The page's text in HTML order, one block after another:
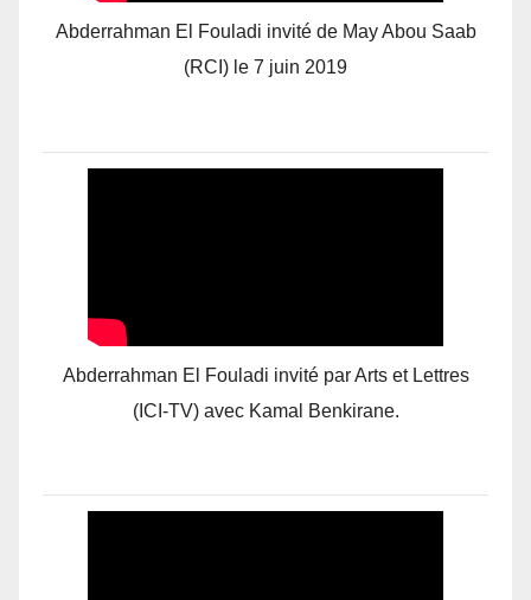
Abderrahman El Fouladi invité de May Abou Saab
(RCI) le 7 juin 2019
Abderrahman El Fouladi invité par Arts et Lettres
(ICI-TV) avec Kamal Benkirane.